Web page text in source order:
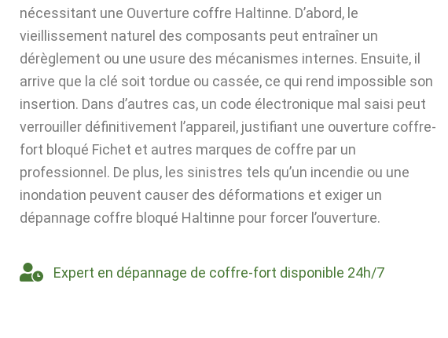
nécessitant une Ouverture coffre Haltinne. D’abord, le
vieillissement naturel des composants peut entraîner un
dérèglement ou une usure des mécanismes internes. Ensuite, il
arrive que la clé soit tordue ou cassée, ce qui rend impossible son
insertion. Dans d’autres cas, un code électronique mal saisi peut
verrouiller définitivement l’appareil, justifiant une ouverture coffre-
fort bloqué Fichet et autres marques de coffre par un
professionnel. De plus, les sinistres tels qu’un incendie ou une
inondation peuvent causer des déformations et exiger un
dépannage coffre bloqué Haltinne pour forcer l’ouverture.
Expert en dépannage de coffre-fort disponible 24h/7